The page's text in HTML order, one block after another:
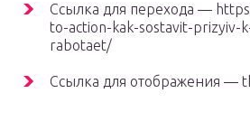
Ссылка для перехода —
to-action-kak-sostavit-prizyiv-
rabotaet/
Ссылка для отображения —